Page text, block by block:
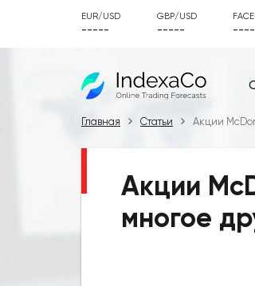
EUR/USD
-----
GBP/USD
-----
Главная Статьи Акции
Акции
многое